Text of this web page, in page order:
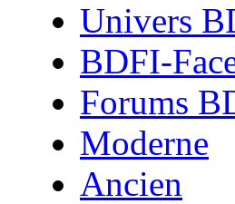
Univers
BDFI-
Forums
Moderne
Ancien